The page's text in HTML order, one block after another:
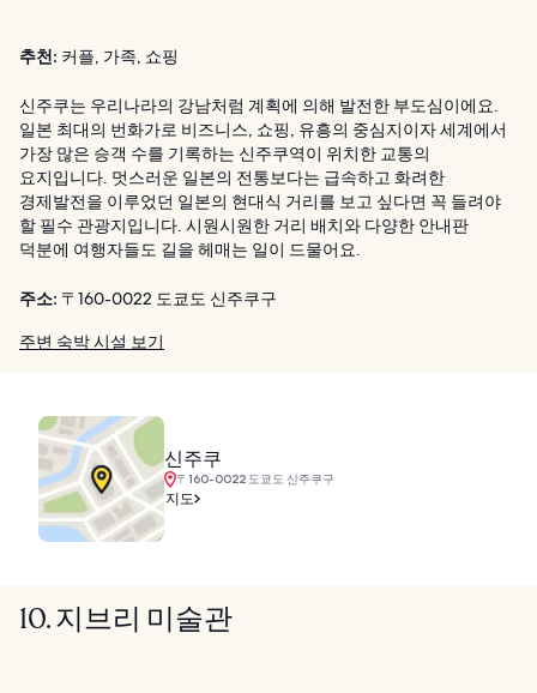
추천: 커플, 가족, 쇼핑
신주쿠는 우리나라의 강남처럼 계획에 의해 발전한 부도심이에요.
일본 최대의 번화가로 비즈니스, 쇼핑, 유흥의 중심지이자 세계에서
가장 많은 승객 수를 기록하는 신주쿠역이 위치한 교통의
요지입니다. 멋스러운 일본의 전통보다는 급속하고 화려한
경제발전을 이루었던 일본의 현대식 거리를 보고 싶다면 꼭 들려야
할 필수 관광지입니다. 시원시원한 거리 배치와 다양한 안내판
덕분에 여행자들도 길을 헤매는 일이 드물어요.
주소: 〒160-0022 도쿄도 신주쿠구
주변 숙박 시설 보기
신주쿠
〒160-0022 도쿄도 신주쿠구
지도
10. 지브리 미술관